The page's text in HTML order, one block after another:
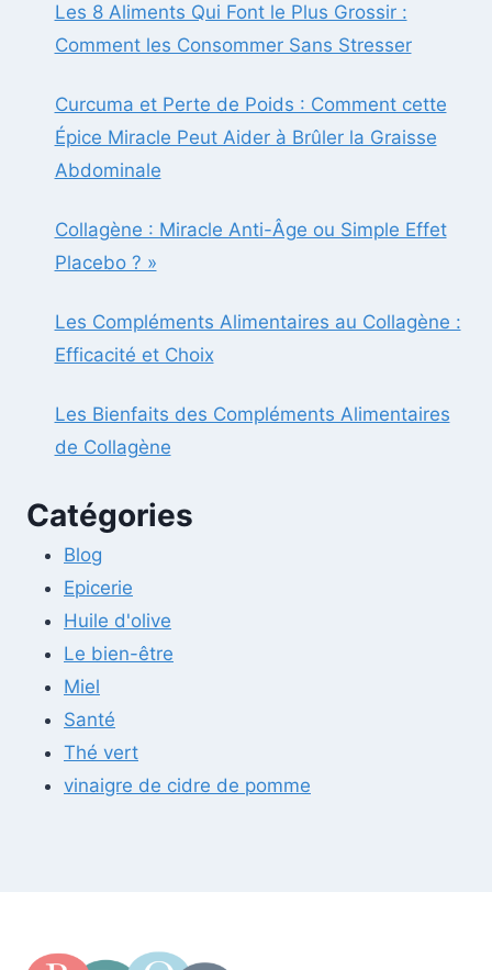
Les 8 Aliments Qui Font le Plus Grossir :
Comment les Consommer Sans Stresser
Curcuma et Perte de Poids : Comment cette
Épice Miracle Peut Aider à Brûler la Graisse
Abdominale
Collagène : Miracle Anti-Âge ou Simple Effet
Placebo ? »
Les Compléments Alimentaires au Collagène :
Efficacité et Choix
Les Bienfaits des Compléments Alimentaires
de Collagène
Catégories
Blog
Epicerie
Huile d'olive
Le bien-être
Miel
Santé
Thé vert
vinaigre de cidre de pomme